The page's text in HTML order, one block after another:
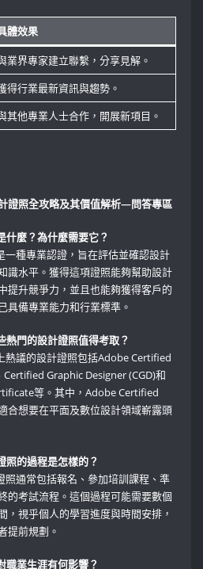
體效果
業界專家建立聯繫，分享見解。
得行業最新資訊與趨勢。
其他專業人士合作，開展新項目。
證照全攻略及其價值解析—問答專區
什麼？為什麼需要它？
一種專業認證，旨在評估並確認設計
識水平。獲得這項證照能夠幫助設計
提升競爭力，並且也能夠獲得客戶的
具備專業能力和行業標準。
熱門的設計證照值得考取？
熱議的設計證照包括Adobe Certified
Certified Graphic Designer⁣ (CGD)和
等。其中，Adobe Certified
合想要在平面及數位設計領域嶄露頭
照的過程是怎樣的？
照通常包括報名、參加培訓課程、準
的考試流程。這個過程可能需要數個
，視乎個人的學習進度與時間安排，
提前規劃。
職業生涯有何影響？